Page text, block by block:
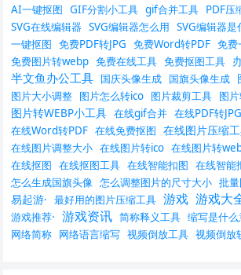
AI一键抠图 GIF分割小工具 gif合并工具 PDF压
SVG在线编辑器 SVG编辑器怎么用 SVG编辑器是
一键抠图 免费PDF转JPG 免费Word转PDF 免费
免费图片转webp 免费在线工具 免费抠图工具
半文鱼办公工具 国庆头像生成 国旗头像生成
图片大小调整 图片怎么转ico 图片裁剪工具 图
图片转WEBP小工具 在线gif合并 在线PDF转JPG
在线Word转PDF 在线免费抠图 在线图片压缩
在线图片调整大小 在线图片转ico 在线图片转
在线抠图 在线抠图工具 在线智能扣图 在线智能
怎么生成国旗头像 怎么调整图片的尺寸大小 批
易起游· 最好用的图片压缩工具 游戏 游戏大
游戏推荐· 游戏资讯 简称释义工具 缩写是什么
网络简称 网络语言缩写 视频倒放工具 视频倒放